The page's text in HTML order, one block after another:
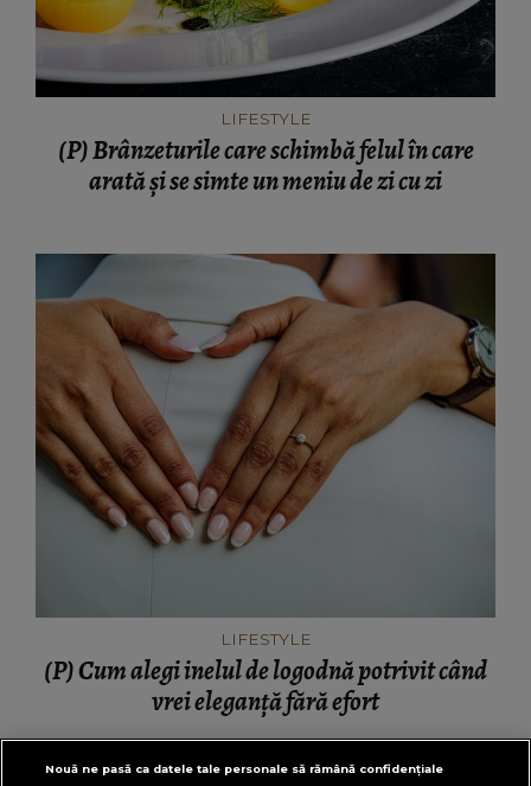
LIFESTYLE
(P) Brânzeturile care schimbă felul în care
arată și se simte un meniu de zi cu zi
LIFESTYLE
(P) Cum alegi inelul de logodnă potrivit când
vrei eleganță fără efort
Nouă ne pasă ca datele tale personale să rămână confidențiale